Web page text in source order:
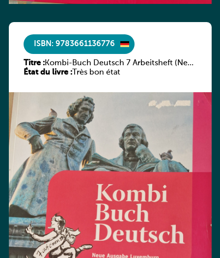
ISBN: 9783661136776
Titre :Kombi-Buch Deutsch 7 Arbeitsheft (Neue
Ausgabe Luxemburg)
État du livre :Très bon état